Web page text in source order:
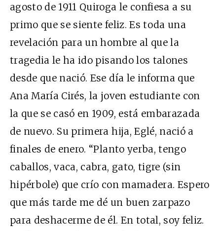
agosto de 1911 Quiroga le confiesa a su
primo que se siente feliz. Es toda una
revelación para un hombre al que la
tragedia le ha ido pisando los talones
desde que nació. Ese día le informa que
Ana María Cirés, la joven estudiante con
la que se casó en 1909, está embarazada
de nuevo. Su primera hija, Eglé, nació a
finales de enero. “Planto yerba, tengo
caballos, vaca, cabra, gato, tigre (sin
hipérbole) que crío con mamadera. Espero
que más tarde me dé un buen zarpazo
para deshacerme de él. En total, soy feliz.